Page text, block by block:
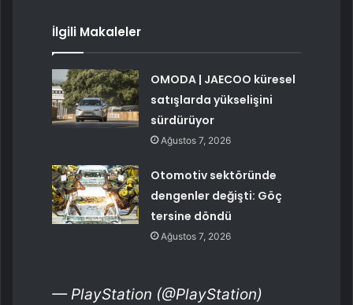
İlgili Makaleler
OMODA | JAECOO küresel
satışlarda yükselişini
sürdürüyor
Ağustos 7, 2026
Otomotiv sektöründe
dengenler değişti: Göç
tersine döndü
Ağustos 7, 2026
— PlayStation (@PlayStation)